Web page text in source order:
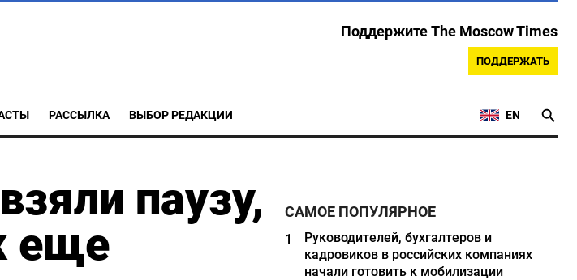
Поддержите The Moscow Times
ПОДДЕРЖАТЬ
РАССЫЛКА ВЫБОР РЕДАКЦИИ EN
паузу,
еще
САМОЕ ПОПУЛЯРНОЕ
1
Руководителей, бухгалтеров и
кадровиков в российских компаниях
начали готовить к мобилизации